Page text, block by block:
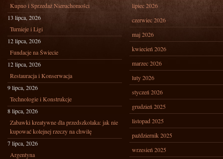
Kupno i Sprzedaż Nieruchomości
13 lipca, 2026
Turnieje i Ligi
12 lipca, 2026
Fundacje na Świecie
12 lipca, 2026
Restauracja i Konserwacja
9 lipca, 2026
Technologie i Konstrukcje
8 lipca, 2026
Zabawki kreatywne dla przedszkolaka: jak nie
kupować kolejnej rzeczy na chwilę
7 lipca, 2026
Argentyna
lipiec 2026
czerwiec 2026
maj 2026
kwiecień 2026
marzec 2026
luty 2026
styczeń 2026
grudzień 2025
listopad 2025
październik 2025
wrzesień 2025